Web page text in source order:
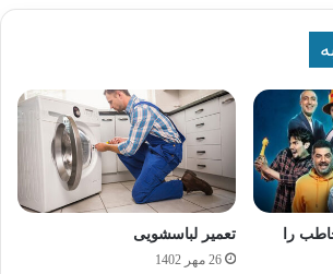
را
تعمیر لباسشویی
26 مهر 1402